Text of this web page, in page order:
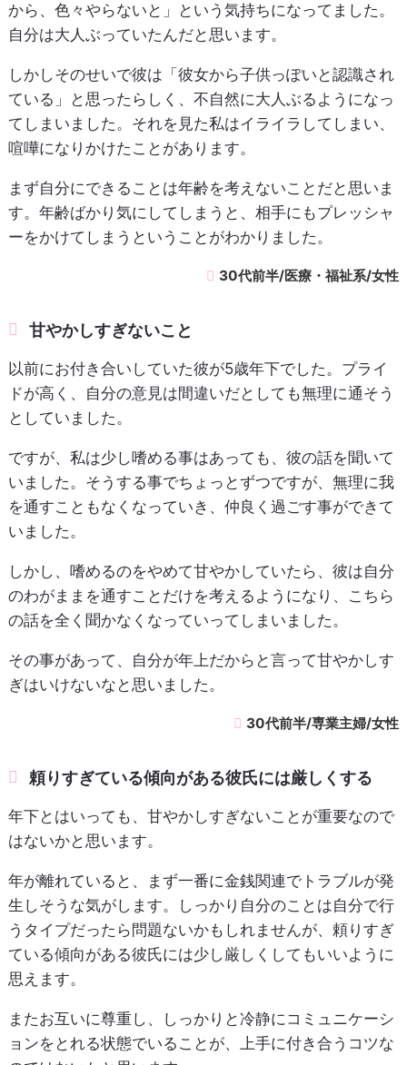
から、色々やらないと」という気持ちになってました。
自分は大人ぶっていたんだと思います。
しかしそのせいで彼は「彼女から子供っぽいと認識され
ている」と思ったらしく、不自然に大人ぶるようになっ
てしまいました。それを見た私はイライラしてしまい、
喧嘩になりかけたことがあります。
まず自分にできることは年齢を考えないことだと思いま
す。年齢ばかり気にしてしまうと、相手にもプレッシャ
ーをかけてしまうということがわかりました。
30代前半/医療・福祉系/女性
甘やかしすぎないこと
以前にお付き合いしていた彼が5歳年下でした。プライ
ドが高く、自分の意見は間違いだとしても無理に通そう
としていました。
ですが、私は少し嗜める事はあっても、彼の話を聞いて
いました。そうする事でちょっとずつですが、無理に我
を通すこともなくなっていき、仲良く過ごす事ができて
いました。
しかし、嗜めるのをやめて甘やかしていたら、彼は自分
のわがままを通すことだけを考えるようになり、こちら
の話を全く聞かなくなっていってしまいました。
その事があって、自分が年上だからと言って甘やかしす
ぎはいけないなと思いました。
30代前半/専業主婦/女性
頼りすぎている傾向がある彼氏には厳しくする
年下とはいっても、甘やかしすぎないことが重要なので
はないかと思います。
年が離れていると、まず一番に金銭関連でトラブルが発
生しそうな気がします。しっかり自分のことは自分で行
うタイプだったら問題ないかもしれませんが、頼りすぎ
ている傾向がある彼氏には少し厳しくしてもいいように
思えます。
またお互いに尊重し、しっかりと冷静にコミュニケーシ
ョンをとれる状態でいることが、上手に付き合うコツな